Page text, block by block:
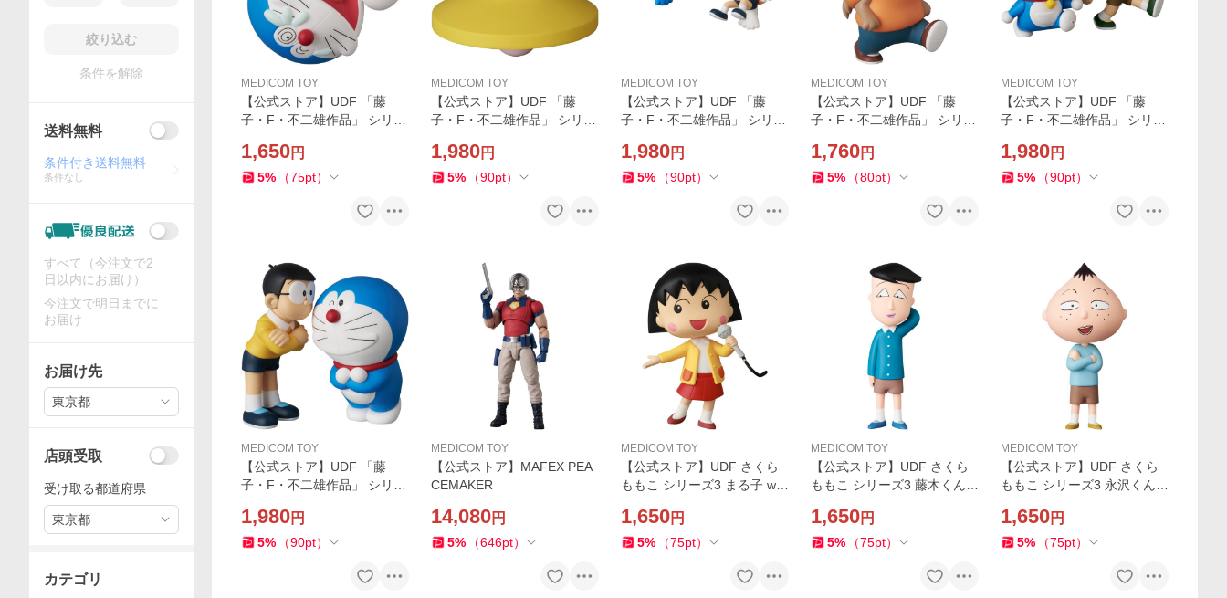
MEDICOM TOY
【公式ストア】UDF 「藤
子・F・不二雄作品」 シリー
ィギュア 人気 おもちゃ キャ
ラクター 玩具 人形 置き物 ギ
1,650円
5% （75pt）
MEDICOM TOY
【公式ストア】UDF 「藤
子・F・不二雄作品」 シリー
バル フィギュア 人気 おもち
ゃ キャラクター 玩具 人形 置
1,980円
5% （90pt）
MEDICOM TOY
【公式ストア】UDF 「藤
子・F・不二雄作品」 シリー
気 おもちゃ キャラクター 玩
具 人形 置き物 ギフト 正規店
1,980円
5% （90pt）
MEDICOM TOY
【公式ストア】UDF 「藤
子・F・不二雄作品」 シリー
ギュア 人気 おもちゃ キャラ
クター 玩具 人形 置き物 ギフ
1,760円
5% （80pt）
MEDICOM TOY
【公式ストア】UDF 「藤
子・F・不二雄作品」 シリー
ィギュア 人気 おもちゃ キャ
ラクター 玩具 人形 置き物 ギ
1,980円
5% （90pt）
MEDICOM TOY
【公式ストア】UDF 「藤
子・F・不二雄作品」 シリー
ィギュア 人気 おもちゃ キャ
ラクター 玩具 人形 置き物 ギ
1,980円
5% （90pt）
MEDICOM TOY
【公式ストア】MAFEX PEA
CEMAKER
14,080円
5% （646pt）
MEDICOM TOY
【公式ストア】UDF さくら
ももこ シリーズ3 まる子 wit
もちゃ キャラクター 玩具 人
形 置き物 ギフト 正規店
1,650円
5% （75pt）
MEDICOM TOY
【公式ストア】UDF さくら
ももこ シリーズ3 藤木くん
ャラクター 玩具 人形 置き物
ギフト 正規店
1,650円
5% （75pt）
MEDICOM TOY
【公式ストア】UDF さくら
ももこ シリーズ3 永沢くん
ャラクター 玩具 人形 置き物
ギフト 正規店
1,650円
5% （75pt）
絞り込む
条件を解除
送料無料
条件付き送料無料
条件なし
すべて（今注文で2
日以内にお届け）
今注文で明日までに
お届け
お届け先
東京都
店頭受取
受け取る都道府県
東京都
カテゴリ